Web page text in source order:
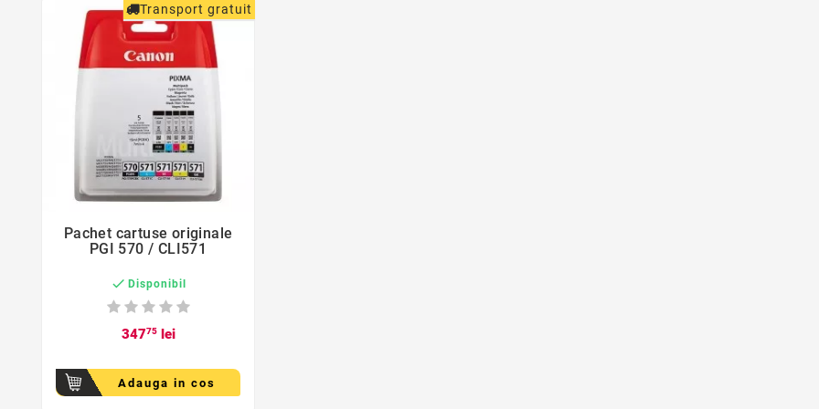
Transport gratuit

favorite_border
Pachet cartuse originale
PGI 570 / CLI571
 Disponibil
34775lei
Adauga in cos